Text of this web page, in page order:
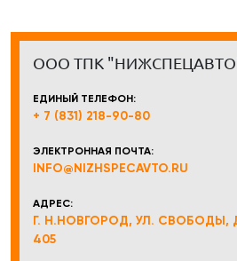
ООО ТПК
ЕДИНЫЙ ТЕЛЕФОН:
+ 7 (831) 218-90-80
ЭЛЕКТРОННАЯ ПОЧТА:
INFO@NIZHSPECAVTO.RU
АДРЕС:
Г. Н.НОВГОРОД, УЛ. СВОБОДЫ,
405